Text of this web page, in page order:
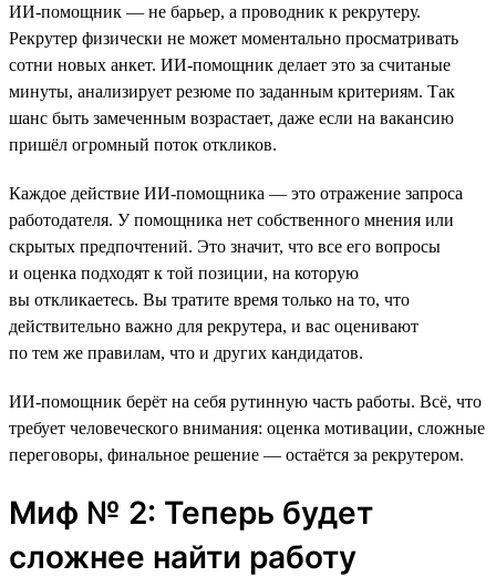
ИИ-помощник — не барьер, а проводник к рекрутеру.
Рекрутер физически не может моментально просматривать
сотни новых анкет. ИИ-помощник делает это за считаные
минуты, анализирует резюме по заданным критериям. Так
шанс быть замеченным возрастает, даже если на вакансию
пришёл огромный поток откликов.
Каждое действие ИИ-помощника — это отражение запроса
работодателя. У помощника нет собственного мнения или
скрытых предпочтений. Это значит, что все его вопросы
и оценка подходят к той позиции, на которую
вы откликаетесь. Вы тратите время только на то, что
действительно важно для рекрутера, и вас оценивают
по тем же правилам, что и других кандидатов.
ИИ-помощник берёт на себя рутинную часть работы. Всё, что
требует человеческого внимания: оценка мотивации, сложные
переговоры, финальное решение — остаётся за рекрутером.
Миф № 2: Теперь будет
сложнее найти работу